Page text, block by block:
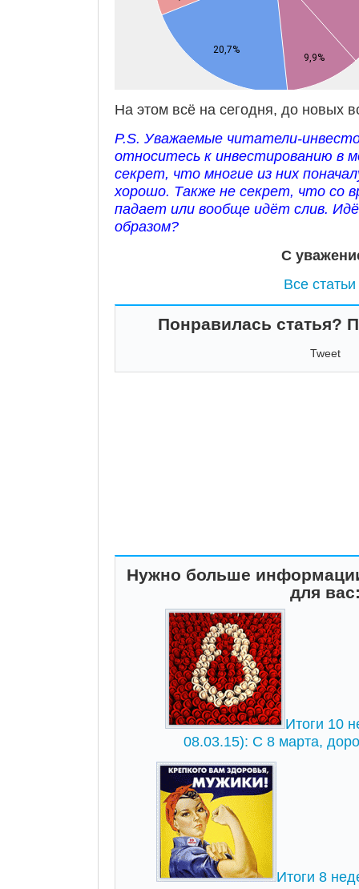
На этом всё на сегодня, до новых
P.S. Уважаемые читатели-
относитесь к инвестированию в
секрет, что многие из них
хорошо. Также не секрет, что со
падает или вообще идёт слив.
образом?
С
Все
Понравилась статья?
Tweet
Нужно больше
для
Итоги 10
08.03.15): С 8 марта,
Итоги 8